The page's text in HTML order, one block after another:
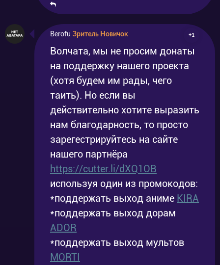
Berofu Зритель Новичок +1
Волчата, мы не просим донаты
на поддержку нашего проекта
(хотя будем им рады, чего
таить). Но если вы
действительно хотите выразить
нам благодарность, то просто
зарегестрируйтесь на сайте
нашего партнёра
https://cutter.li/dXQ1OB
используя один из промокодов:
*поддержать выход аниме KIRA
*поддержать выход дорам
ADOR
*поддержать выход мультов
MORTI